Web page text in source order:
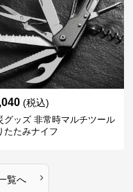
(税込)
グッズ 非常時マルチツール
たたみナイフ
覧へ ›